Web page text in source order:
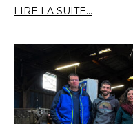
LIRE LA SUITE...